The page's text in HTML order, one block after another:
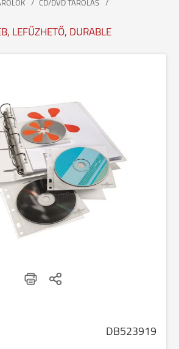
CD/DVD TÁROLÁS
LEFŰZHETŐ, DURABLE
DB523919